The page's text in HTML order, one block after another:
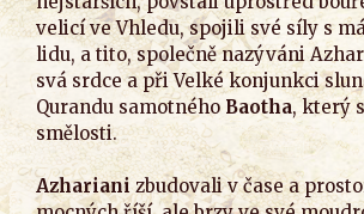
velicí ve Vhledu, spojili své síly s
lidu, a tito, společně nazýváni
svá srdce a při Velké konjunkci
Qurandu samotného Baotha, který
smělosti.
Azharianizbudovali v čase a